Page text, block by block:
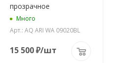
прозрачное
Много
Арт.: AQ ARI WA 09020BL
15 500₽/шт